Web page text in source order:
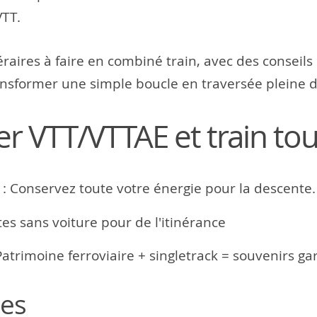
à faire en combiné train, avec des
une simple boucle en traversée pleine
VTT/VTTAE et train
Conservez toute votre énergie pour la descente.
sans voiture pour de l'itinérance
ferroviaire + singletrack = souvenirs